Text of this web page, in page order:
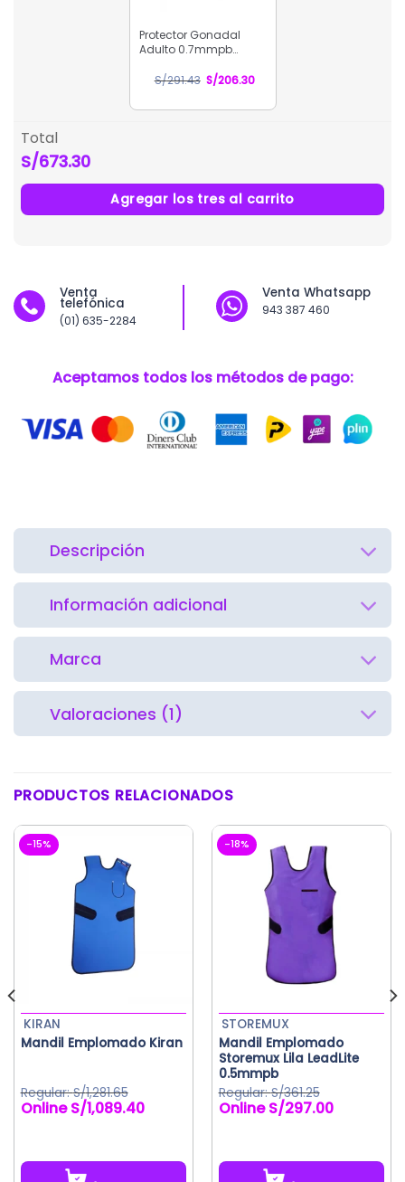
Protector Gonadal
Adulto 0.7mmpb
S/291.43 El
original
S/206.30El
actual
Total
S/673.30
Agregar los tres al carrito
Venta
telefónica
(01) 635-2284
Venta Whatsapp
943 387 460
Aceptamos todos los métodos de pago:
Descripción
Información adicional
Marca
Valoraciones (1)
PRODUCTOS RELACIONADOS
-15%
Mandil Emplomado Kiran
KIRAN
S/1,281.65
El
S/1,281.65.
S/1,089.40El
S/1,089.40.
-18%
Mandil Emplomado
Storemux Lila LeadLite
0.5mmpb
STOREMUX
S/361.25
S/297.00